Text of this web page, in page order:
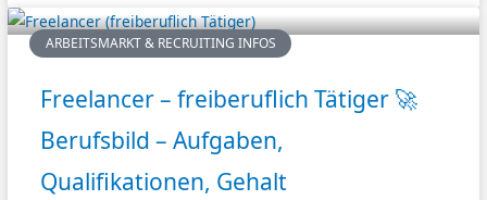
ARBEITSMARKT & RECRUITING INFOS
Freelancer – freiberuflich Tätiger 🚀
Berufsbild – Aufgaben,
Qualifikationen, Gehalt